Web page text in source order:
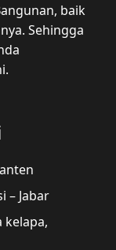
baik
Sehingga
– Jabar
kelapa,